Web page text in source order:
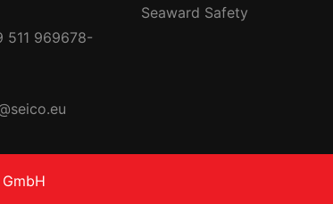
511 969678-
Seaward Safety